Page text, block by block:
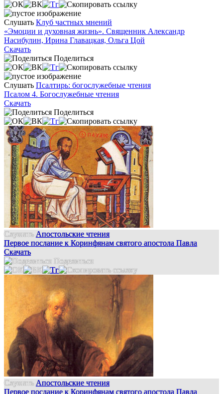
Слушать Клуб частных мнений
«Эмоции и духовная жизнь». Священник Александр
Насибулин, Ирина Главацкая, Ольга Цой
Скачать
Поделиться
Слушать Псалтирь: богослужебные чтения
Псалом 4. Богослужебные чтения
Скачать
Поделиться
Слушать Апостольские чтения
Первое послание к Коринфянам святого апостола Павла
Скачать
Поделиться
Слушать Апостольские чтения
Первое послание к Коринфянам святого апостола Павла